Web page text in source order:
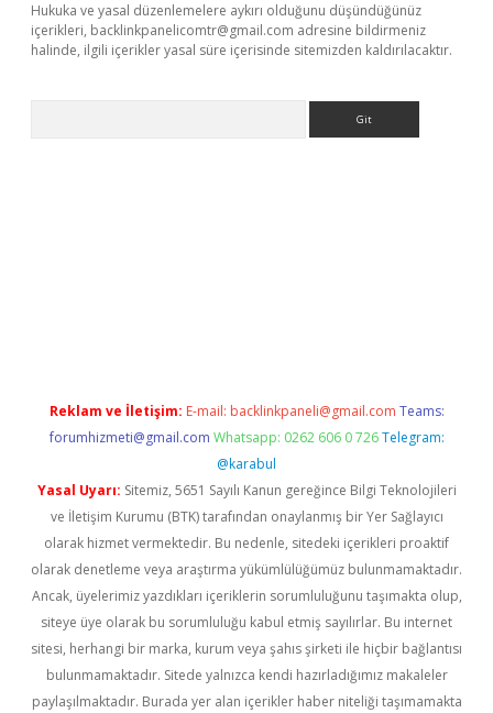
Hukuka ve yasal düzenlemelere aykırı olduğunu düşündüğünüz
içerikleri, backlinkpanelicomtr@gmail.com adresine bildirmeniz
halinde, ilgili içerikler yasal süre içerisinde sitemizden kaldırılacaktır.
Reklam ve İletişim: E-mail: backlinkpaneli@gmail.com Teams:
forumhizmeti@gmail.com Whatsapp: 0262 606 0 726 Telegram:
@karabul
Yasal Uyarı: Sitemiz, 5651 Sayılı Kanun gereğince Bilgi Teknolojileri
ve İletişim Kurumu (BTK) tarafından onaylanmış bir Yer Sağlayıcı
olarak hizmet vermektedir. Bu nedenle, sitedeki içerikleri proaktif
olarak denetleme veya araştırma yükümlülüğümüz bulunmamaktadır.
Ancak, üyelerimiz yazdıkları içeriklerin sorumluluğunu taşımakta olup,
siteye üye olarak bu sorumluluğu kabul etmiş sayılırlar. Bu internet
sitesi, herhangi bir marka, kurum veya şahıs şirketi ile hiçbir bağlantısı
bulunmamaktadır. Sitede yalnızca kendi hazırladığımız makaleler
paylaşılmaktadır. Burada yer alan içerikler haber niteliği taşımamakta